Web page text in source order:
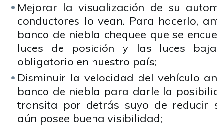
Mejorar la visualización de su
conductores lo vean. Para hacerlo,
banco de niebla chequee que se
luces de posición y las luces
obligatorio en nuestro país;
Disminuir la velocidad del vehículo
banco de niebla para darle la
transita por detrás suyo de reducir
aún posee buena visibilidad;